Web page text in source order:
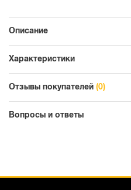
Описание
Характеристики
Отзывы покупателей (0)
Вопросы и ответы